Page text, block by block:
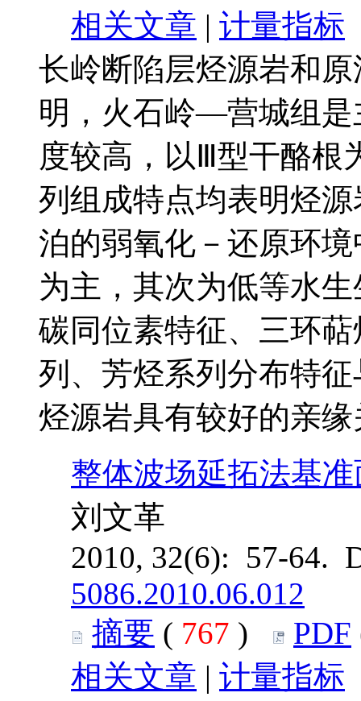
相关文章 | 计量指标
长岭断陷层烃源岩和
明，火石岭—营城组是
度较高，以Ⅲ型干酪根
列组成特点均表明烃
泊的弱氧化－还原环
为主，其次为低等水
碳同位素特征、三环
列、芳烃系列分布特
烃源岩具有较好的亲
整体波场延拓法基
刘文革
2010, 32(6): 57-64.
5086.2010.06.012
摘要 ( 767 ) PDF
相关文章 | 计量指标